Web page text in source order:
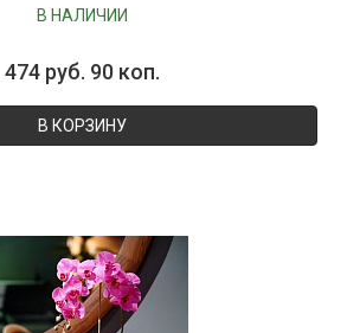
В НАЛИЧИИ
474 руб. 90 коп.
В КОРЗИНУ